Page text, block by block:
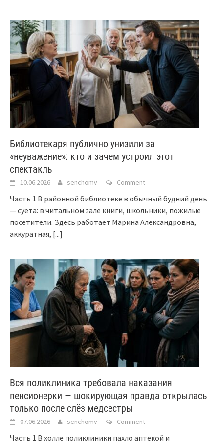
Библиотекаря публично унизили за
«неуважение»: кто и зачем устроил этот
спектакль
10.06.2026 senchomv Comment
Часть 1 В районной библиотеке в обычный будний день
— суета: в читальном зале книги, школьники, пожилые
посетители. Здесь работает Марина Александровна,
аккуратная, [...]
Вся поликлиника требовала наказания
пенсионерки — шокирующая правда открылась
только после слёз медсестры
07.06.2026 senchomv Comment
Часть 1 В холле поликлиники пахло аптекой и